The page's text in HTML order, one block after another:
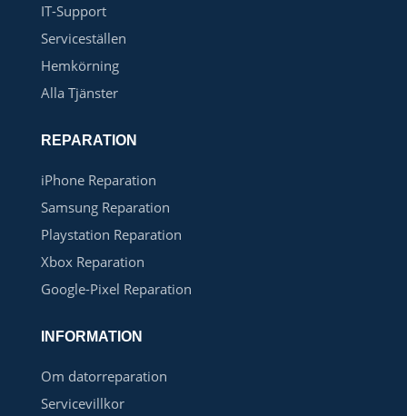
IT-Support
Serviceställen
Hemkörning
Alla Tjänster
REPARATION
iPhone Reparation
Samsung Reparation
Playstation Reparation
Xbox Reparation
Google-Pixel Reparation
INFORMATION
Om datorreparation
Servicevillkor